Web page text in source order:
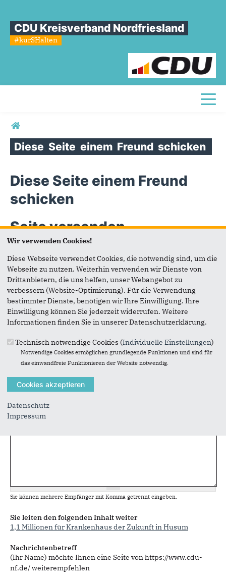
CDU Kreisverband Nordfriesland
#kurSHalten
Sie sind hier
Diese Seite einem Freund schicken
Diese Seite einem Freund
schicken
Seite versenden
Vielen Dank, dass Sie die Inhalte unserer Homepage
weiterempfehlen.
Anmerkung: Ihre E-Mail-Adresse wird benötigt um die
Personen, denen Sie die Seite weiterempfehlen, zu
informieren, von wem die Empfehlung kommt, und dass es
kein Spam ist.
Eigene E-Mail-Adresse*
Eigener Name*
Sie können mehrere Empfänger mit Komma getrennt eingeben.
Sie leiten den folgenden Inhalt weiter
1,1 Millionen für Krankenhaus der Zukunft in Husum
Nachrichtenbetreff
(Ihr Name) möchte Ihnen eine Seite von https://www.cdu-
nf.de/ weiterempfehlen
Wir verwenden Cookies!
Diese Webseite verwendet Cookies, die notwendig sind, um die
Webseite zu nutzen. Weiterhin verwenden wir Dienste von
Drittanbietern, die uns helfen, unser Webangebot zu
verbessern (Website-Optimierung). Für die Verwendung
bestimmter Dienste, benötigen wir Ihre Einwilligung. Ihre
Einwilligung können Sie jederzeit widerrufen. Weitere
Informationen finden Sie in unserer Datenschutzerklärung.
Technisch notwendige Cookies (Individuelle Einstellungen)
Notwendige Cookies ermöglichen grundlegende Funktionen und sind für
das einwandfreie Funktionieren der Website notwendig.
Datenschutz
Impressum